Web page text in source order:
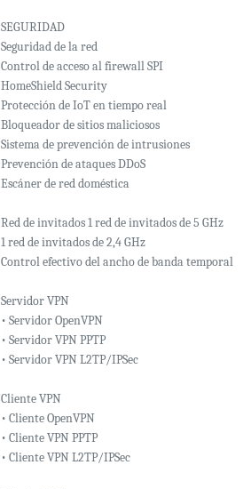
SEGURIDAD
Seguridad de la red
Control de acceso al firewall SPI
HomeShield Security
Protección de IoT en tiempo real
Bloqueador de sitios maliciosos
Sistema de prevención de intrusiones
Prevención de ataques DDoS
Escáner de red doméstica
Red de invitados 1 red de invitados de 5 GHz
1 red de invitados de 2,4 GHz
Control efectivo del ancho de banda temporal
Servidor VPN
• Servidor OpenVPN
• Servidor VPN PPTP
• Servidor VPN L2TP/IPSec
Cliente VPN
• Cliente OpenVPN
• Cliente VPN PPTP
• Cliente VPN L2TP/IPSec